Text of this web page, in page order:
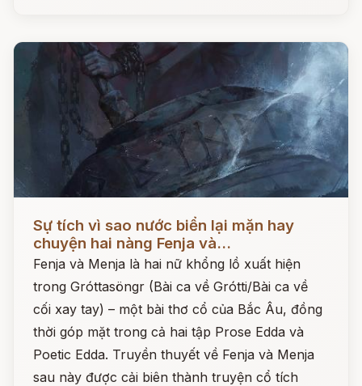
Sự tích vì sao nước biển lại mặn hay
chuyện hai nàng Fenja và...
Fenja và Menja là hai nữ khổng lồ xuất hiện
trong Gróttasöngr (Bài ca về Grótti/Bài ca về
cối xay tay) – một bài thơ cổ của Bắc Âu, đồng
thời góp mặt trong cả hai tập Prose Edda và
Poetic Edda. Truyền thuyết về Fenja và Menja
sau này được cải biên thành truyện cổ tích